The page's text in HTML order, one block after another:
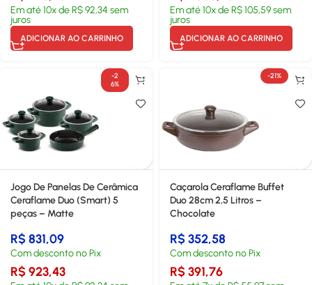
Em até10x deR$92,34 sem
juros
ADICIONAR AO CARRINHO
Em até10x deR$105,59sem
juros
ADICIONAR AO CARRINHO
-2
6%
Jogo De Panelas De Cerâmica
Ceraflame Duo (Smart) 5
peças – Matte
R$831,09
Com desconto no Pix
R$923,43
-21%
Caçarola Ceraflame Buffet
Duo 28cm 2,5 Litros –
Chocolate
R$352,58
Com desconto no Pix
R$391,76